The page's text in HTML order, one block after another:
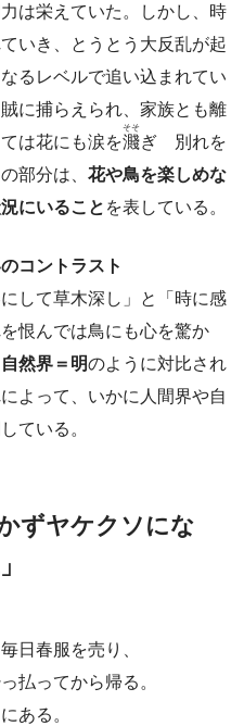
は栄えていた。しかし、時
いき、とうとう大反乱が起
るレベルで追い込まれてい
に捕らえられ、家族とも離
は花にも涙を濺
そそ
ぎ 別れを
部分は、 花や鳥を楽しめな
にいること を表している。
コントラスト
して草木深し」と「時に感
恨んでは鳥にも心を驚か
然界＝明のように対比され
よって、いかに人間界や自
ている。
ずヤケクソにな
日春服を売り、
払ってから帰る。
ある。